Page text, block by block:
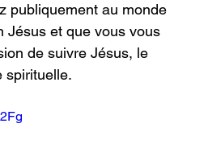
publiquement au monde
Jésus et que vous vous
de suivre Jésus, le
spirituelle.